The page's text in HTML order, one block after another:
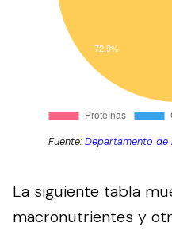
Fuente:Departamento de
La siguiente tabla
macronutrientes y